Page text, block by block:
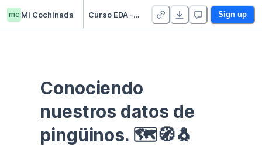
mc Mi Cochinada Curso EDA - Communication - Duplicate Sign up
Conociendo
nuestros datos de
pingüinos. 🗺🧭🐧